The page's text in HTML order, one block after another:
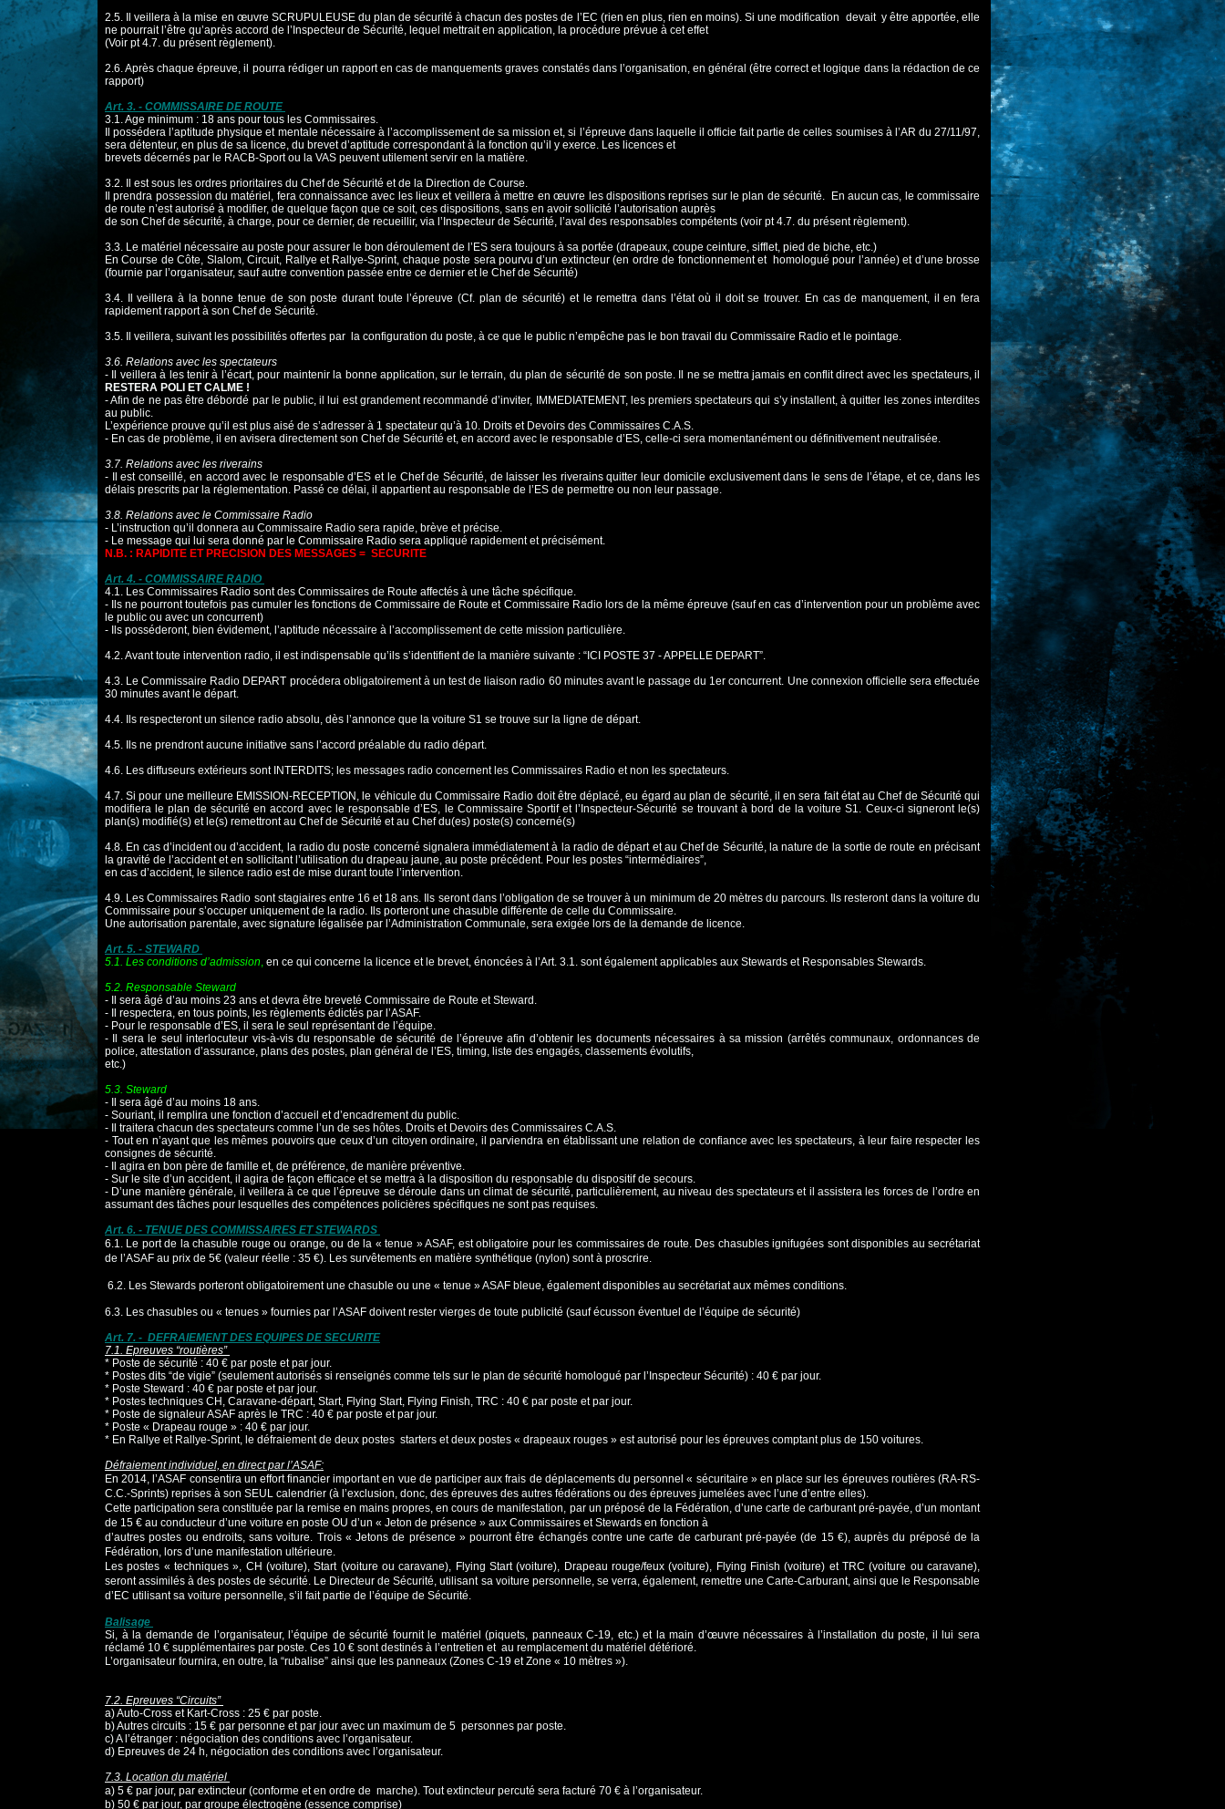
2.5. Il veillera à la mise en œuvre SCRUPULEUSE du plan de sécurité à chacun des postes de l’EC (rien en plus, rien en moins). Si une modification devait y être apportée, elle
ne pourrait l’être qu’après accord de l’Inspecteur de Sécurité, lequel mettrait en application, la procédure prévue à cet effet
(Voir pt 4.7. du présent règlement).
2.6. Après chaque épreuve, il pourra rédiger un rapport en cas de manquements graves constatés dans l’organisation, en général (être correct et logique dans la rédaction de ce
rapport)
Art. 3. - COMMISSAIRE DE ROUTE
3.1. Age minimum : 18 ans pour tous les Commissaires.
Il possédera l’aptitude physique et mentale nécessaire à l’accomplissement de sa mission et, si l’épreuve dans laquelle il officie fait partie de celles soumises à l’AR du 27/11/97,
sera détenteur, en plus de sa licence, du brevet d’aptitude correspondant à la fonction qu’il y exerce. Les licences et
brevets décernés par le RACB-Sport ou la VAS peuvent utilement servir en la matière.
3.2. Il est sous les ordres prioritaires du Chef de Sécurité et de la Direction de Course.
Il prendra possession du matériel, fera connaissance avec les lieux et veillera à mettre en œuvre les dispositions reprises sur le plan de sécurité. En aucun cas, le commissaire
de route n’est autorisé à modifier, de quelque façon que ce soit, ces dispositions, sans en avoir sollicité l’autorisation auprès
de son Chef de sécurité, à charge, pour ce dernier, de recueillir, via l’Inspecteur de Sécurité, l’aval des responsables compétents (voir pt 4.7. du présent règlement).
3.3. Le matériel nécessaire au poste pour assurer le bon déroulement de l’ES sera toujours à sa portée (drapeaux, coupe ceinture, sifflet, pied de biche, etc.)
En Course de Côte, Slalom, Circuit, Rallye et Rallye-Sprint, chaque poste sera pourvu d’un extincteur(en ordre de fonctionnement et homologué pour l’année) et d’une brosse
(fournie par l’organisateur, sauf autre convention passée entre ce dernier et le Chef de Sécurité)
3.4. Il veillera à la bonne tenue de son poste durant toute l’épreuve (Cf. plan de sécurité) et leremettra dans l’état où il doit se trouver. En cas de manquement, il en fera
rapidement rapport à son Chef de Sécurité.
3.5. Il veillera, suivant les possibilités offertes par la configuration du poste, à ce que le public n’empêche pas le bon travail du Commissaire Radio et le pointage.
3.6. Relations avec les spectateurs
- Il veillera à les tenir à l’écart, pour maintenir la bonne application, sur le terrain, du plan de sécuritéde son poste. Il ne se mettra jamais en conflit direct avec les spectateurs, il
RESTERA POLI ET CALME !
- Afin de ne pas être débordé par le public, il lui est grandement recommandé d’inviter,
IMMEDIATEMENT, les premiers spectateurs qui s’y installent, à quitter les zones interdites
au public.
L’expérience prouve qu’il est plus aisé de s’adresser à 1 spectateur qu’à 10. Droits et Devoirs des Commissaires C.A.S.
- En cas de problème, il en avisera directement son Chef de Sécurité et, en accord avec le responsable d’ES, celle-ci sera momentanément ou définitivement neutralisée.
3.7. Relations avec les riverains
- Il est conseillé, en accord avec le responsable d’ES et le Chef de Sécurité, de laisser les riverainsquitter leur domicile exclusivement dans le sens de l’étape, et ce, dans les
délais prescrits par la réglementation. Passé ce délai, il appartient au responsable de l’ES de permettre ou non leur passage.
3.8. Relations avec le Commissaire Radio
- L’instruction qu’il donnera au Commissaire Radio sera rapide, brève et précise.
- Le message qui lui sera donné par le Commissaire Radio sera appliqué rapidement et précisément.
N.B. : RAPIDITE ET PRECISION DES MESSAGES = SECURITE
Art. 4. - COMMISSAIRE RADIO
4.1. Les Commissaires Radio sont des Commissaires de Route affectés à une tâche spécifique.
- Ils ne pourront toutefois pas cumuler les fonctions de Commissaire de Route et Commissaire Radio lors de la même épreuve (sauf en cas d’intervention pour un problème avec
le public ou avec un concurrent)
- Ils posséderont, bien évidement, l’aptitude nécessaire à l’accomplissement de cette mission particulière.
4.2. Avant toute intervention radio, il est indispensable qu’ils s’identifient de la manière suivante : “ICI
POSTE 37 - APPELLE DEPART”.
4.3. Le Commissaire Radio DEPART procédera obligatoirement à un test de liaison radio 60 minutes avant le passage du 1er concurrent. Une connexion officielle sera effectuée
30 minutes avant le départ.
4.4. Ils respecteront un silence radio absolu, dès l’annonce que la voiture S1 se trouve sur la ligne de départ.
4.5. Ils ne prendront aucune initiative sans l’accord préalable du radio départ.
4.6. Les diffuseurs extérieurs sont INTERDITS; les messages radio concernent les Commissaires Radio etnon les spectateurs.
4.7. Si pour une meilleure EMISSION-RECEPTION, le véhicule du Commissaire Radio doit être déplacé,eu égard au plan de sécurité, il en sera fait état au Chef de Sécurité qui
modifiera le plan de sécuritéen accord avec le responsable d’ES, le Commissaire Sportif et l’Inspecteur-Sécurité se trouvant à bord de la voiture S1. Ceux-ci signeront le(s)
plan(s) modifié(s) et le(s) remettront au Chef de Sécurité et au Chef du(es) poste(s) concerné(s)
4.8. En cas d’incident ou d’accident, la radio du poste concerné signalera immédiatement à la radiode départ et au Chef de Sécurité, la nature de la sortie de route en précisant
la gravité de l’accidentet en sollicitant l’utilisation du drapeau jaune, au poste précédent. Pour les postes “intermédiaires”,
en cas d’accident, le silence radio est de mise durant toute l’intervention.
4.9. Les Commissaires Radio sont stagiaires entre 16 et 18 ans. Ils seront dans l’obligation de se trouver àun minimum de 20 mètres du parcours. Ils resteront dans la voiture du
Commissaire pour s’occuper uniquement de la radio. Ils porteront une chasuble différente de celle du Commissaire.
Une autorisation parentale, avec signature légalisée par l’Administration Communale, sera exigée lors de la demande de licence.
Art. 5. - STEWARD
5.1. Les conditions d’admission, en ce qui concerne la licence et le brevet, énoncées à l’Art. 3.1. sontégalement applicables aux Stewards et Responsables Stewards.
5.2. Responsable Steward
- Il sera âgé d’au moins 23 ans et devra être breveté Commissaire de Route et Steward.
- Il respectera, en tous points, les règlements édictés par l’ASAF.
- Pour le responsable d’ES, il sera le seul représentant de l’équipe.
- Il sera le seul interlocuteur vis-à-vis du responsable de sécurité de l’épreuve afin d’obtenir les documents nécessaires à sa mission (arrêtés communaux, ordonnances de
police, attestation d’assurance, plans des postes, plan général de l’ES, timing, liste des engagés, classements évolutifs,
etc.)
5.3. Steward
- Il sera âgé d’au moins 18 ans.
- Souriant, il remplira une fonction d’accueil et d’encadrement du public.
- Il traitera chacun des spectateurs comme l’un de ses hôtes. Droits et Devoirs des Commissaires C.A.S.
- Tout en n’ayant que les mêmes pouvoirs que ceux d’un citoyen ordinaire, il parviendra en établissant une relation de confiance avec les spectateurs, à leur faire respecter les
consignes de sécurité.
- Il agira en bon père de famille et, de préférence, de manière préventive.
- Sur le site d’un accident, il agira de façon efficace et se mettra à la disposition du responsable du dispositif de secours.
- D’une manière générale, il veillera à ce que l’épreuve se déroule dans un climat de sécurité,particulièrement, au niveau des spectateurs et il assistera les forces de l’ordre en
assumant des tâches pour lesquelles des compétences policières spécifiques ne sont pas requises.
Art. 6. - TENUE DES COMMISSAIRES ET STEWARDS
6.1. Le port de la chasuble rouge ou orange, ou de la « tenue » ASAF, est obligatoire pour les commissairesde route. Des chasubles ignifugées sont disponibles au secrétariat
de l’ASAF au prix de 5€ (valeur réelle : 35 €). Les survêtements en matière synthétique (nylon) sont à proscrire.
6.2. Les Stewards porteront obligatoirement une chasuble ou une « tenue » ASAF bleue, égalementdisponibles au secrétariat aux mêmes conditions.
6.3. Les chasubles ou « tenues » fournies par l’ASAF doivent rester vierges de toute publicité (saufécusson éventuel de l’équipe de sécurité)
Art. 7. - DEFRAIEMENT DES EQUIPES DE SECURITE
7.1. Epreuves “routières”
* Poste de sécurité : 40 € par poste et par jour.
* Postes dits “de vigie” (seulement autorisés si renseignés comme tels sur le plan de sécurité homologué par l’Inspecteur Sécurité) : 40 € par jour.
* Poste Steward : 40 € par poste et par jour.
* Postes techniques CH, Caravane-départ, Start, Flying Start, Flying Finish, TRC : 40 € par poste et par jour.
* Poste de signaleur ASAF après le TRC : 40 € par poste et par jour.
* Poste « Drapeau rouge » : 40 € par jour.
* En Rallye et Rallye-Sprint, le défraiement de deux postes starters et deux postes « drapeaux rouges » est autorisé pour les épreuves comptant plus de 150 voitures.
Défraiement individuel, en direct par l’ASAF:
En 2014, l’ASAF consentira un effort financier important en vue de participer aux frais de déplacements du personnel « sécuritaire » en place sur les épreuves routières (RA-RS-
C.C.-Sprints) reprises à son SEUL calendrier (à l’exclusion, donc, des épreuves des autres fédérations ou des épreuves jumelées avec l’une d’entre elles).
Cette participation sera constituée par la remise en mains propres, en cours de manifestation, par un préposé de la Fédération, d’une carte de carburant pré-payée, d’un montant
de 15 € au conducteur d’une voiture en poste OU d’un « Jeton de présence » aux Commissaires et Stewards en fonction à
d’autres postes ou endroits, sans voiture. Trois « Jetons de présence » pourront être échangés contre une carte de carburant pré-payée (de 15 €), auprès du préposé de la
Fédération, lors d’une manifestation ultérieure.
Les postes « techniques », CH (voiture), Start (voiture ou caravane), Flying Start (voiture), Drapeau rouge/feux (voiture), Flying Finish (voiture) et TRC (voiture ou caravane),
seront assimilés à des postes desécurité. Le Directeur de Sécurité, utilisant sa voiture personnelle, se verra, également, remettre une Carte-Carburant, ainsi que le Responsable
d’EC utilisant sa voiture personnelle, s’il fait partie de l’équipe de Sécurité.
Balisage
Si, à la demande de l’organisateur, l’équipe de sécurité fournit le matériel (piquets, panneaux C-19, etc.) et la main d’œuvre nécessaires à l’installation du poste, il lui sera
réclamé 10 € supplémentaires par poste. Ces 10 € sont destinés à l’entretien et au remplacement du matériel détérioré.
L’organisateur fournira, en outre, la “rubalise” ainsi que les panneaux (Zones C-19 et Zone « 10 mètres »).
7.2. Epreuves “Circuits”
a) Auto-Cross et Kart-Cross : 25 € par poste.
b) Autres circuits : 15 € par personne et par jour avec un maximum de 5 personnes par poste.
c) A l’étranger : négociation des conditions avec l’organisateur.
d) Epreuves de 24 h, négociation des conditions avec l’organisateur.
7.3. Location du matériel
a) 5 € par jour, par extincteur (conforme et en ordre de marche). Tout extincteur percuté sera facturé 70 € à l’organisateur.
b) 50 € par jour, par groupe électrogène (essence comprise)